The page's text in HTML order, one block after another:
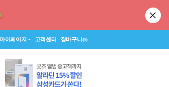
마이페이지 고객센터 장바구니(0)